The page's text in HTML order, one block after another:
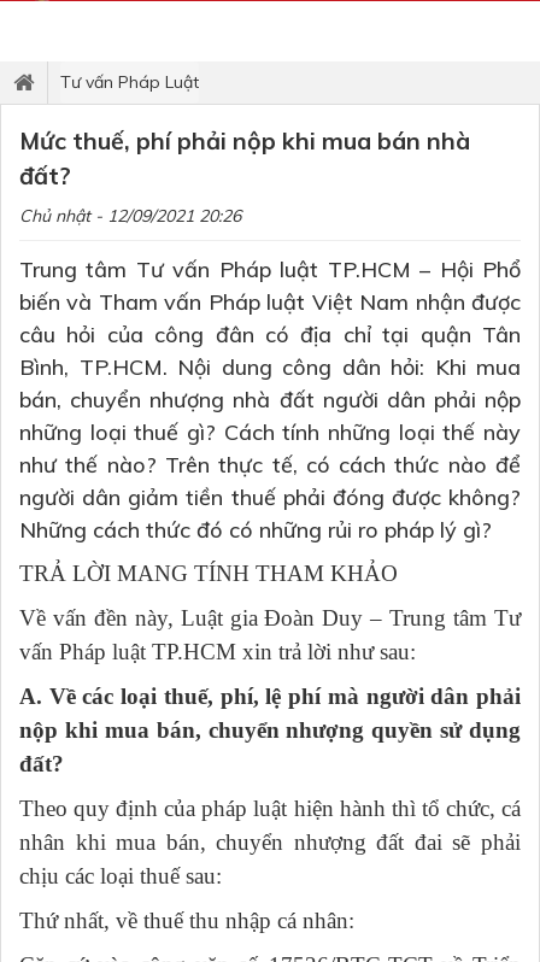
Tư vấn Pháp Luật
Mức thuế, phí phải nộp khi mua bán nhà
đất?
Chủ nhật - 12/09/2021 20:26
Trung tâm Tư vấn Pháp luật TP.HCM – Hội Phổ
biến và Tham vấn Pháp luật Việt Nam nhận được
câu hỏi của công đân có địa chỉ tại quận Tân
Bình, TP.HCM. Nội dung công dân hỏi: Khi mua
bán, chuyển nhượng nhà đất người dân phải nộp
những loại thuế gì? Cách tính những loại thế này
như thế nào? Trên thực tế, có cách thức nào để
người dân giảm tiền thuế phải đóng được không?
Những cách thức đó có những rủi ro pháp lý gì?
TRẢ LỜI MANG TÍNH THAM KHẢO
Về vấn đền này, Luật gia Đoàn Duy – Trung tâm Tư
vấn Pháp luật TP.HCM xin trả lời như sau:
A. Về các loại thuế, phí, lệ phí mà người dân phải
nộp khi mua bán, chuyển nhượng quyền sử dụng
đất?
Theo quy định của pháp luật hiện hành thì tổ chức, cá
nhân khi mua bán, chuyển nhượng đất đai sẽ phải
chịu các loại thuế sau:
Thứ nhất, về thuế thu nhập cá nhân: